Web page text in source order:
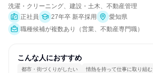
洗濯・クリーニング、建設・土木、不動産管理
正社員
27年卒 新卒採用
愛知県
職種候補が複数あり（営業、不動産専門職）
こんな人におすすめ
都市・街づくりがしたい 情熱を持って仕事に取り組む